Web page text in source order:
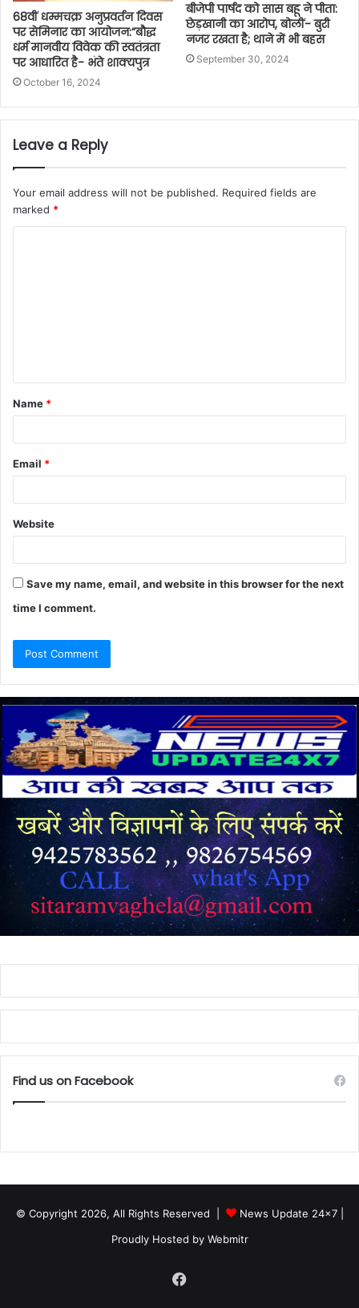
68वीं धम्मचक्र अनुप्रवर्तन दिवस
पर सेमिनार का आयोजन:”बौद्ध
धर्म मानवीय विवेक की स्वतंत्रता
पर आधारित है- भंते शाक्यपुत्र
October 16, 2024
बीजेपी पार्षद को सास बहू ने पीता:
छेड़खानी का आरोप, बोलीं- बुरी
नजर रखता है; थाने में भी बहस
September 30, 2024
Leave a Reply
Your email address will not be published. Required fields are
marked *
t
*
Name *
Email *
Website
Save my name, email, and website in this browser for the next
time I comment.
Find us on Facebook
© Copyright 2026, All Rights Reserved | News Update 24x7|
Proudly Hosted by Webmitr
Facebook